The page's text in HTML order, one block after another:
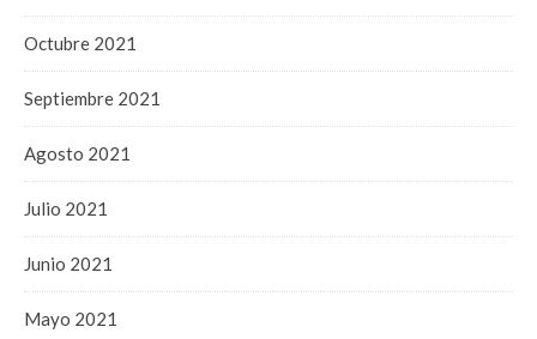
Octubre 2021
Septiembre 2021
Agosto 2021
Julio 2021
Junio 2021
Mayo 2021